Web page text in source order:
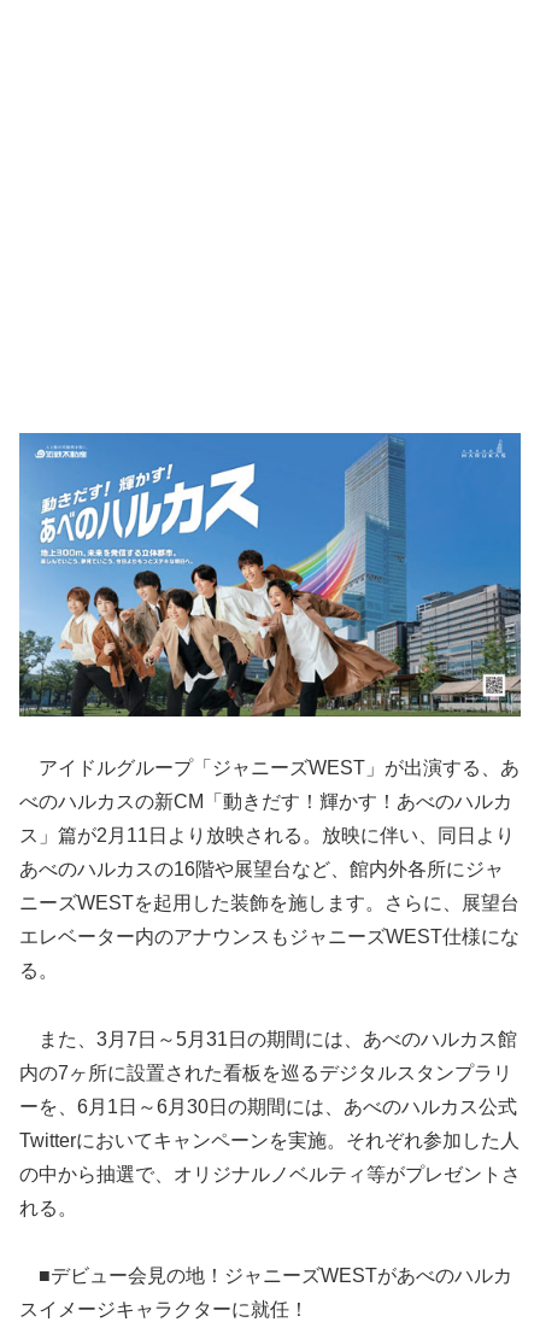
アイドルグループ「ジャニーズWEST」が出演する、あ
べのハルカスの新CM「動きだす！輝かす！あべのハルカ
ス」篇が2月11日より放映される。放映に伴い、同日より
あべのハルカスの16階や展望台など、館内外各所にジャ
ニーズWESTを起用した装飾を施します。さらに、展望台
エレベーター内のアナウンスもジャニーズWEST仕様にな
る。
また、3月7日～5月31日の期間には、あべのハルカス館
内の7ヶ所に設置された看板を巡るデジタルスタンプラリ
ーを、6月1日～6月30日の期間には、あべのハルカス公式
Twitterにおいてキャンペーンを実施。それぞれ参加した人
の中から抽選で、オリジナルノベルティ等がプレゼントさ
れる。
■デビュー会見の地！ジャニーズWESTがあべのハルカ
スイメージキャラクターに就任！